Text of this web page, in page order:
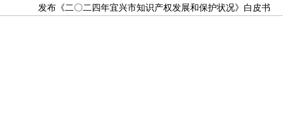
发布《二〇二四年宜兴市知识产权发展和保护状况》白皮书